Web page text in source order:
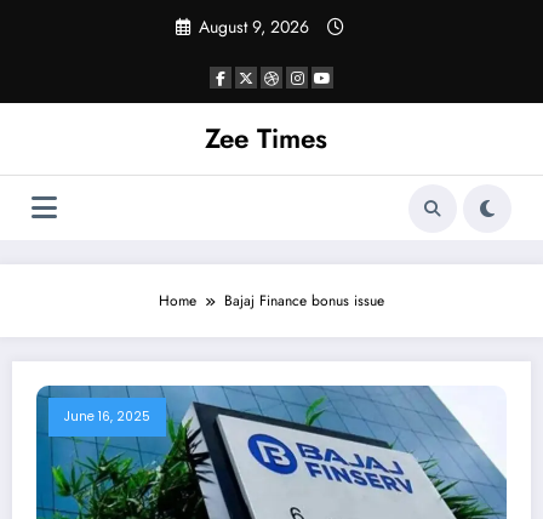
August 9, 2026
Zee Times
Home Bajaj Finance bonus issue
June 16, 2025